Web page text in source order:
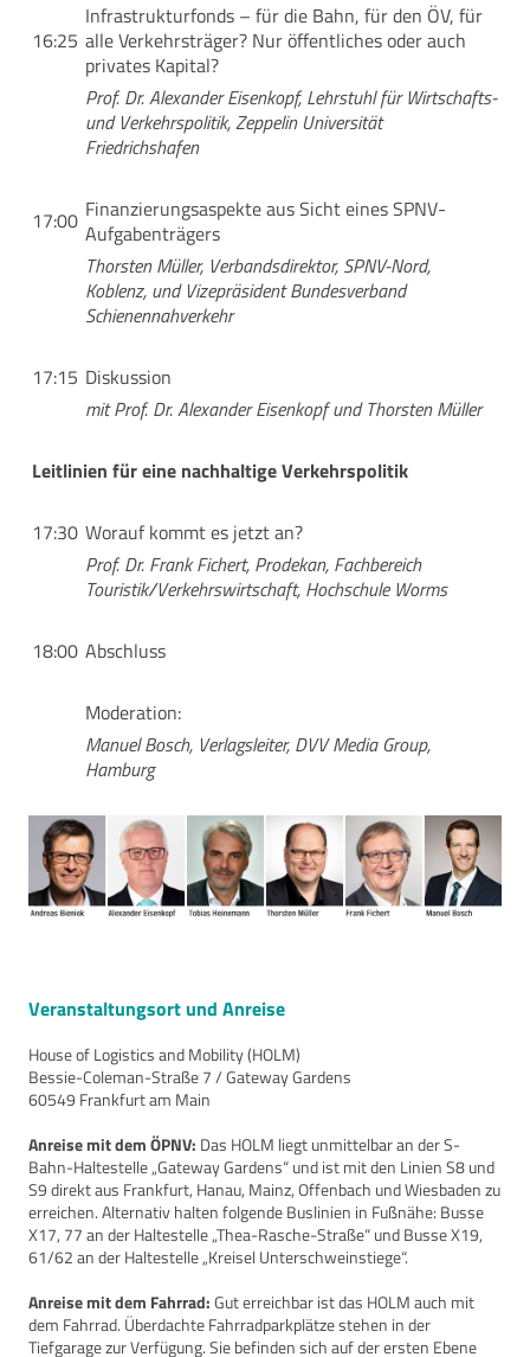
16:25
Infrastrukturfonds – für die Bahn, für den ÖV, für
alle Verkehrsträger? Nur öffentliches oder auch
privates Kapital?
Prof. Dr. Alexander Eisenkopf, Lehrstuhl für Wirtschafts-
und Verkehrspolitik, Zeppelin Universität
Friedrichshafen
17:00 Finanzierungsaspekte aus Sicht eines SPNV-
Aufgabenträgers
Thorsten Müller, Verbandsdirektor, SPNV-Nord,
Koblenz, und Vizepräsident Bundesverband
Schienennahverkehr
17:15 Diskussion
mit Prof. Dr. Alexander Eisenkopf und Thorsten Müller
Leitlinien für eine nachhaltige Verkehrspolitik
17:30 Worauf kommt es jetzt an?
Prof. Dr. Frank Fichert, Prodekan, Fachbereich
Touristik/Verkehrswirtschaft, Hochschule Worms
18:00 Abschluss
Moderation:
Manuel Bosch, Verlagsleiter, DVV Media Group,
Hamburg
Veranstaltungsort und Anreise
House of Logistics and Mobility (HOLM)
Bessie-Coleman-Straße 7 / Gateway Gardens
60549 Frankfurt am Main
Anreise mit dem ÖPNV: Das HOLM liegt unmittelbar an der S-
Bahn-Haltestelle „Gateway Gardens“ und ist mit den Linien S8 und
S9 direkt aus Frankfurt, Hanau, Mainz, Offenbach und Wiesbaden zu
erreichen.Alternativ halten folgende Buslinien in Fußnähe: Busse
X17, 77 an der Haltestelle „Thea-Rasche-Straße“ undBusse X19,
61/62 an der Haltestelle „Kreisel Unterschweinstiege“.
Anreise mit dem Fahrrad:Gut erreichbar ist das HOLM auch mit
dem Fahrrad. Überdachte Fahrradparkplätze stehen in der
Tiefgarage zur Verfügung. Sie befinden sich auf der ersten Ebene